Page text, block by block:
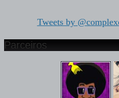
Tweets by
Parceiros